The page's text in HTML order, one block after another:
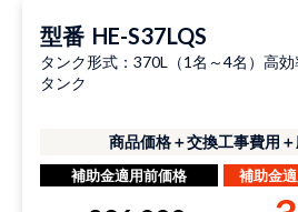
型番 HE-S37LQS
タンク形式：370L（1名～4名）高効
タンク
商品価格＋交換工事費用
補助金適用前価格 補助金